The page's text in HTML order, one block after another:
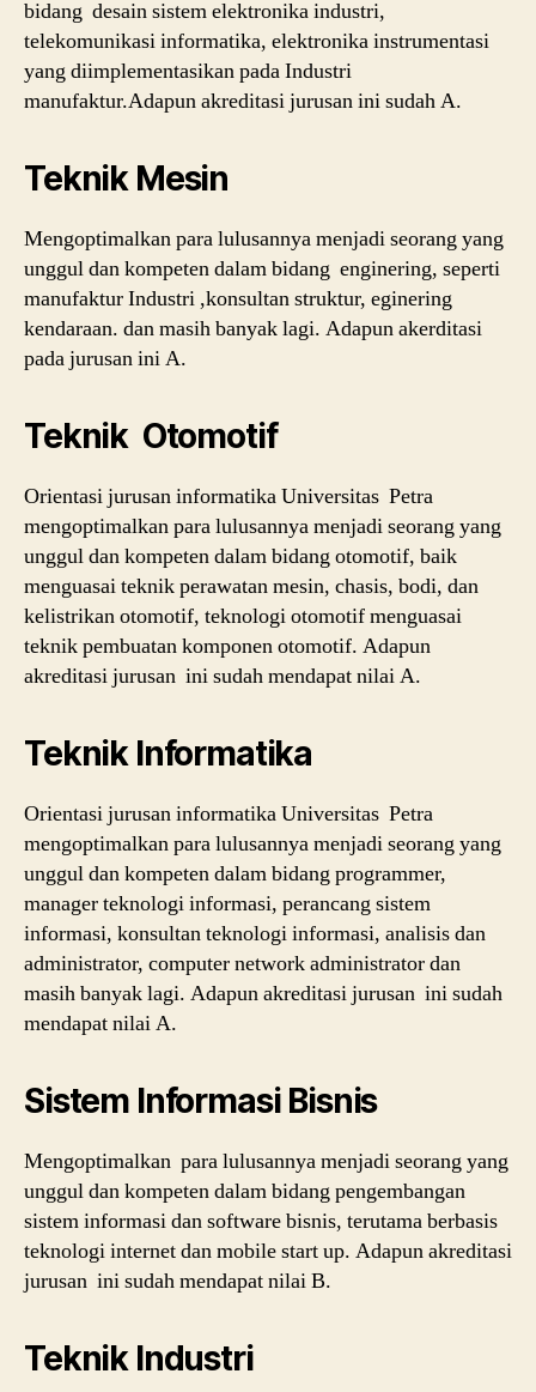
bidang desain sistem elektronika industri,
telekomunikasi informatika, elektronika instrumentasi
yang diimplementasikan pada Industri
manufaktur.Adapun akreditasi jurusan ini sudah A.
Teknik Mesin
Mengoptimalkan para lulusannya menjadi seorang yang
unggul dan kompeten dalam bidang enginering, seperti
manufaktur Industri ,konsultan struktur, eginering
kendaraan. dan masih banyak lagi. Adapun akerditasi
pada jurusan ini A.
Teknik Otomotif
Orientasi jurusan informatika Universitas Petra
mengoptimalkan para lulusannya menjadi seorang yang
unggul dan kompeten dalam bidang otomotif, baik
menguasai teknik perawatan mesin, chasis, bodi, dan
kelistrikan otomotif, teknologi otomotif menguasai
teknik pembuatan komponen otomotif. Adapun
akreditasi jurusan ini sudah mendapat nilai A.
Teknik Informatika
Orientasi jurusan informatika Universitas Petra
mengoptimalkan para lulusannya menjadi seorang yang
unggul dan kompeten dalam bidang programmer,
manager teknologi informasi, perancang sistem
informasi, konsultan teknologi informasi, analisis dan
administrator, computer network administrator dan
masih banyak lagi. Adapun akreditasi jurusan ini sudah
mendapat nilai A.
Sistem Informasi Bisnis
Mengoptimalkan para lulusannya menjadi seorang yang
unggul dan kompeten dalam bidang pengembangan
sistem informasi dan software bisnis, terutama berbasis
teknologi internet dan mobile start up. Adapun akreditasi
jurusan ini sudah mendapat nilai B.
Teknik Industri